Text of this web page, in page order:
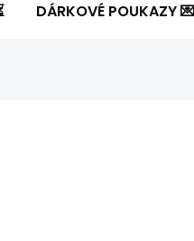
DÁRKOVÉ POUKAZY 💌